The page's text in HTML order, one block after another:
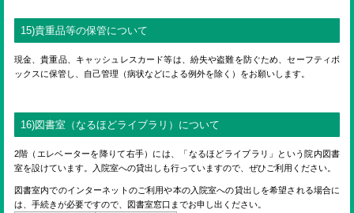
15)貴重品等の保管について
現金、貴重品、キャッシュレスカード等は、紛失や盗難を防ぐため、セーフティボ
ックスに保管し、自己管理（病状などによる例外を除く）をお願いします。
16)図書室（なるほどライブラリ）について
2階（エレベーターを降りて右手）には、「なるほどライブラリ」という院内図書
室を設けています。入院室への貸出しも行っていますので、ぜひご利用ください。
図書室内でのインターネットのご利用や本の入院室への貸出しを希望される場合に
は、手続きが必要ですので、図書室窓口までお申し出ください。